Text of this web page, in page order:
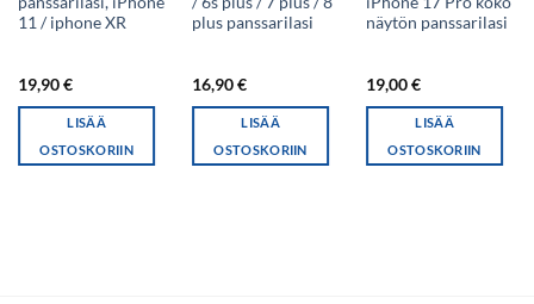
11 / iphone XR
19,90€
LISÄÄ
OSTOSKORIIN
plus panssarilasi
16,90€
LISÄÄ
OSTOSKORIIN
näytön panssarilasi
19,00€
LISÄÄ
OSTOSKORIIN